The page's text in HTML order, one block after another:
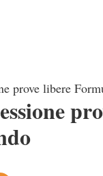
prove libere